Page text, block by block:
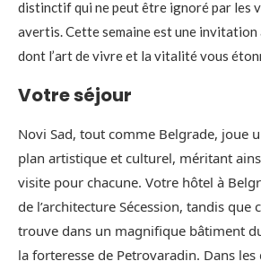
distinctif qui ne peut être ignoré par les
avertis. Cette semaine est une invitation
dont l’art de vivre et la vitalité vous
Votre séjour
Novi Sad, tout comme Belgrade, joue
plan artistique et culturel, méritant
visite pour chacune. Votre hôtel à
de l’architecture Sécession, tandis que
trouve dans un magnifique bâtiment
la forteresse de Petrovaradin. Dans